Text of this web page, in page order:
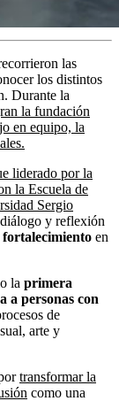
las
los distintos
Durante la
la fundación
en equipo, la
liderado por la
la Escuela de
Sergio
y reflexión
en
la primera
a personas con
de
arte y
transformar la
como una